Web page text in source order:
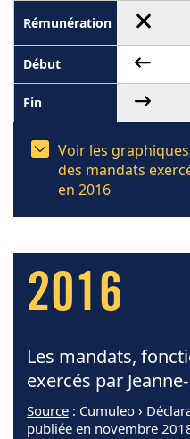
Voir les
des mandats
en 2016
2016
Les mandats,
exercés par
Source : Cumuleo ›
publiée en novembre